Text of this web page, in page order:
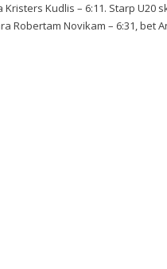
Kudlis – 6:11. Starp
Robertam Novikam – 6:31, bet